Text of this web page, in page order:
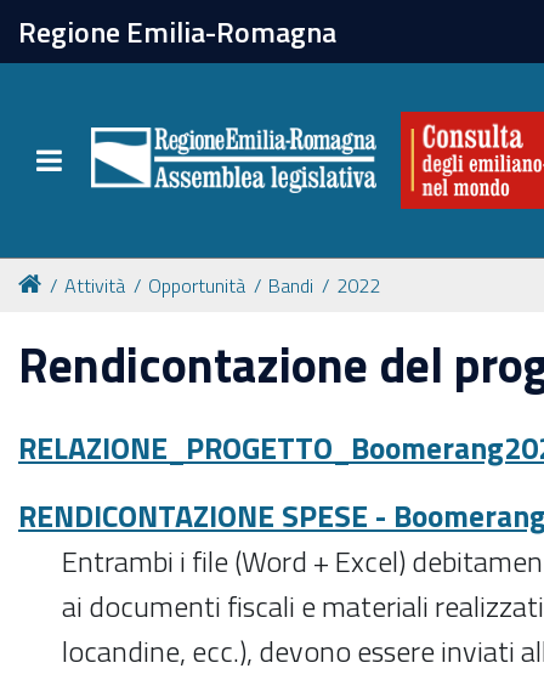
Regione Emilia-Romagna
Toggle navigation
chiudi
Attività
Per chi vive all'estero
Newsletter
Attività Opportunità Bandi 2022
Rendicontazione del
RENDICONTAZIONE SPESE -
Entrambi i file (Word + Excel)
ai documenti fiscali e materiali
locandine, ecc.), devono essere inviati